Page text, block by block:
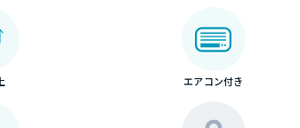
エアコン付き